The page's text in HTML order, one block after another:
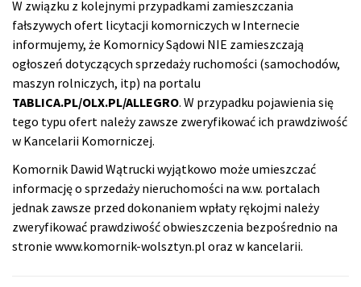
W związku z kolejnymi przypadkami zamieszczania
fałszywych ofert licytacji komorniczych w Internecie
informujemy, że Komornicy Sądowi NIE zamieszczają
ogłoszeń dotyczących sprzedaży ruchomości (samochodów,
maszyn rolniczych, itp) na portalu
TABLICA.PL/OLX.PL/ALLEGRO. W przypadku pojawienia się
tego typu ofert należy zawsze zweryfikować ich prawdziwość
w Kancelarii Komorniczej.
Komornik Dawid Wątrucki wyjątkowo może umieszczać
informację o sprzedaży nieruchomości na w.w. portalach
jednak zawsze przed dokonaniem wpłaty rękojmi należy
zweryfikować prawdziwość obwieszczenia bezpośrednio na
stronie www.komornik-wolsztyn.pl oraz w kancelarii.